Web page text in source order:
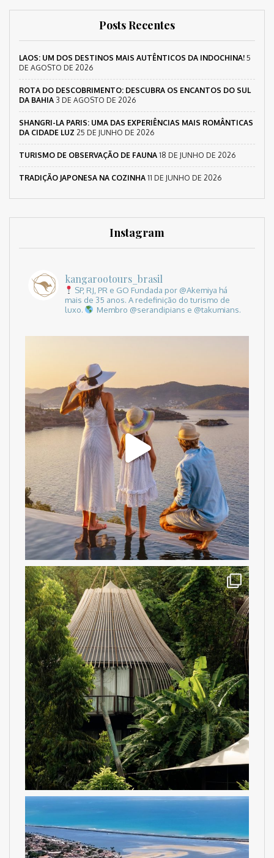
Posts Recentes
LAOS: UM DOS DESTINOS MAIS AUTÊNTICOS DA INDOCHINA! 5
DE AGOSTO DE 2026
ROTA DO DESCOBRIMENTO: DESCUBRA OS ENCANTOS DO SUL
DA BAHIA 3 DE AGOSTO DE 2026
SHANGRI-LA PARIS: UMA DAS EXPERIÊNCIAS MAIS ROMÂNTICAS
DA CIDADE LUZ 25 DE JUNHO DE 2026
TURISMO DE OBSERVAÇÃO DE FAUNA 18 DE JUNHO DE 2026
TRADIÇÃO JAPONESA NA COZINHA 11 DE JUNHO DE 2026
Instagram
kangarootours_brasil
SP, RJ, PR e GO Fundada por @Akemiya há
mais de 35 anos. A redefinição do turismo de
luxo.
Membro @serandipians e @takumians.